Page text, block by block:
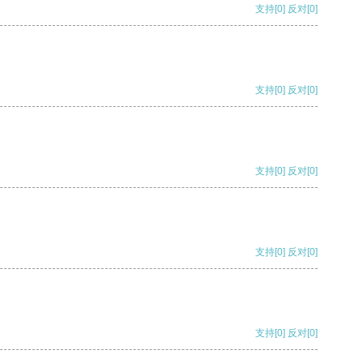
支持[0] 反对[0]
支持[0] 反对[0]
支持[0] 反对[0]
支持[0] 反对[0]
支持[0] 反对[0]